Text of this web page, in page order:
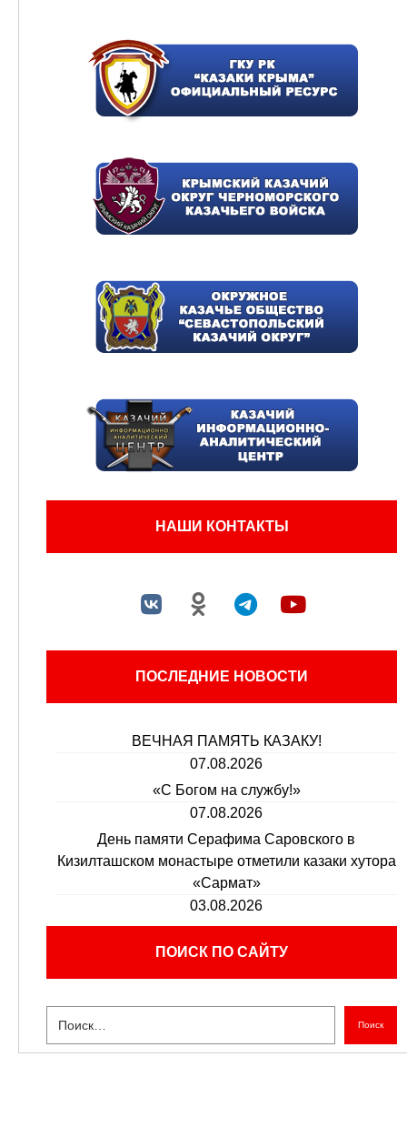
НАШИ КОНТАКТЫ
ПОСЛЕДНИЕ НОВОСТИ
ВЕЧНАЯ ПАМЯТЬ КАЗАКУ!
07.08.2026
«С Богом на службу!»
07.08.2026
День памяти Серафима Саровского в
Кизилташском монастыре отметили казаки хутора
«Сармат»
03.08.2026
ПОИСК ПО САЙТУ
Поиск